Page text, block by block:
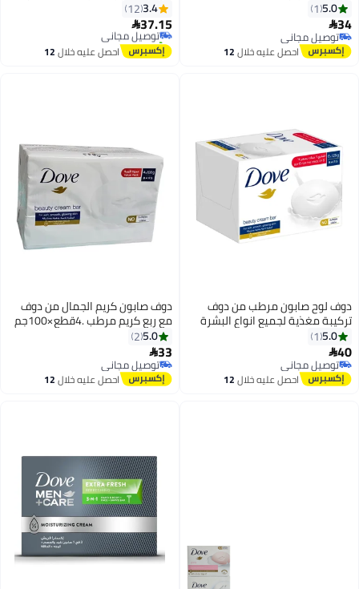
5.0
1

توصيل مجاني
توصيل مجانياحصل عليه خلال12
اغسطس
3.4
12
37.15
توصيل مجاني
تم بيع +10 مؤخرًا
توصيل مجانياحصل عليه خلال12
اغسطس
لوح صابون مرطب من دوف
مغذية لجميع انواع البشرة
جم حزمة 6 قطع
5.0
1

توصيل مجاني
توصيل مجانياحصل عليه خلال12
اغسطس
دوف صابون كريم الجمال من دوف
مع ربع كريم مرطب .4قطع×100جم
5.0
2

توصيل مجاني
توصيل مجانياحصل عليه خلال12
اغسطس